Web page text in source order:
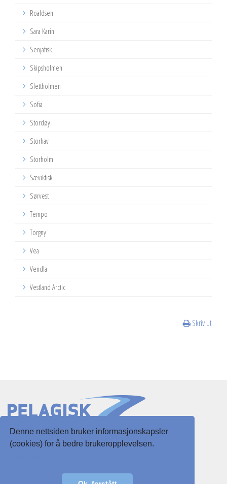
Denne nettsiden bruker informasjonskapsler
(cookies) for å bedre brukeropplevelsen.
Roaldsen
Sara Karin
Senjafisk
Skipsholmen
Slettholmen
Sofia
Stordøy
Storhav
Storholm
Sævikfisk
Sørvest
Tempo
Torgny
Vea
Vendla
Vestland Arctic
Skriv ut
Slottsgaten 3
post@pelagisk.net